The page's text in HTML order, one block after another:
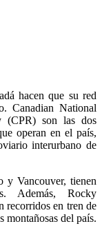
hacen que su red
Canadian National
(CPR) son las dos
operan en el país,
interurbano de
y Vancouver, tienen
Además, Rocky
recorridos en tren de
montañosas del país.